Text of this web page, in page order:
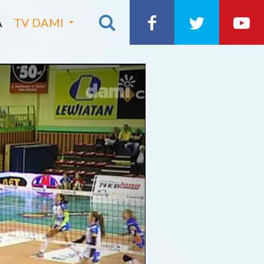
TV DAMI